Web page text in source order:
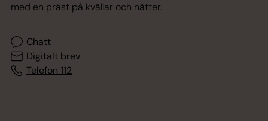
med en präst på kvällar och nätter.
Chatt
Digitalt brev
Telefon 112